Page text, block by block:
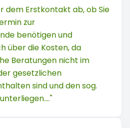
dem Erstkontakt ab, ob Sie
zur
benötigen und
über die Kosten, da
Beratungen nicht im
gesetzlichen
sind und den sog.